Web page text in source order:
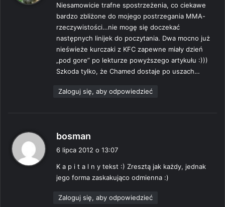
z
e
:
Niesamowicie trafne spostrzeżenia, co ciekawe
bardzo zbliżone do mojego postrzegania MMA-
rzeczywistości…nie mogę się doczekać
następnych linijek do poczytania. Dwa mocno już
nieświeże kurczaki z KFC zapewne miały dzień
„pod gore” po lekturze powyższego artykułu :)))
Szkoda tylko, że Chamed dostaje po uszach…
Zaloguj się, aby odpowiedzieć
bosman
z
e
6 lipca 2012 o 13:07
K a p i t a l n y tekst :) Zresztą jak każdy, jednak
jego forma zaskakująco odmienna :)
Zaloguj się, aby odpowiedzieć